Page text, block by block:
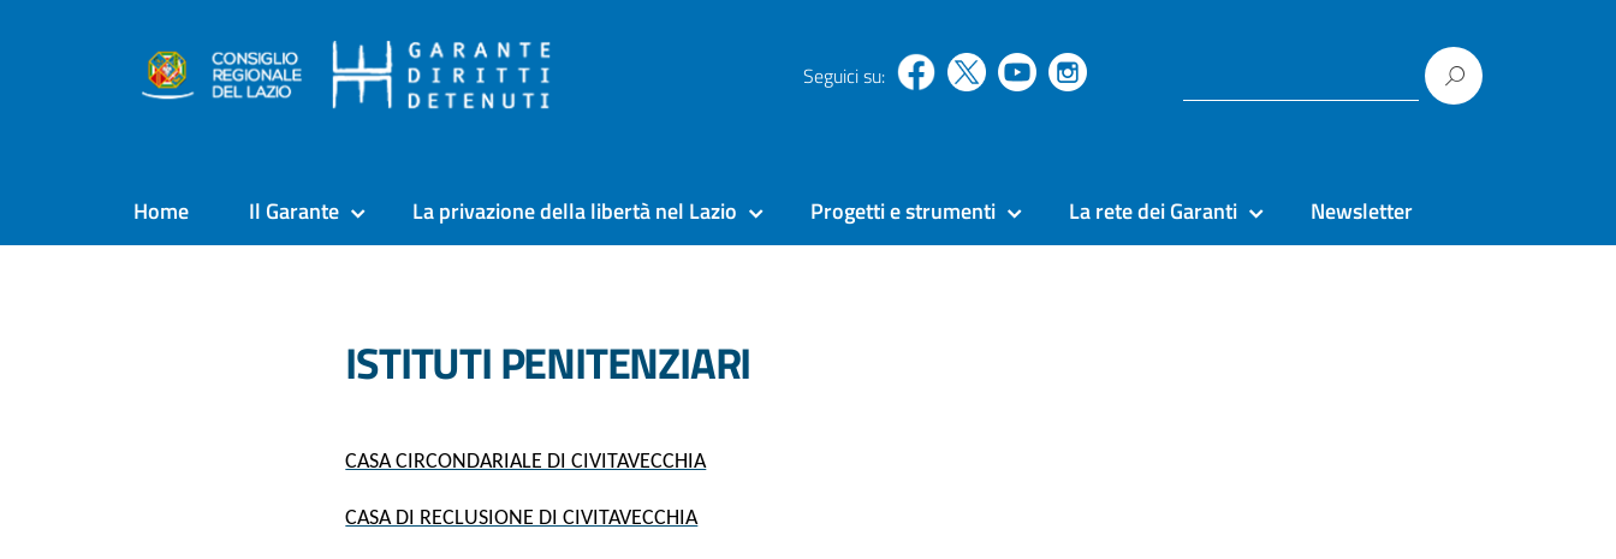
Seguici su:
Home Il Garante La privazione della libertà nel Lazio Progetti e strumenti La rete dei Garanti Newsletter
ISTITUTI PENITENZIARI
CASA CIRCONDARIALE DI CIVITAVECCHIA
CASA DI RECLUSIONE DI CIVITAVECCHIA